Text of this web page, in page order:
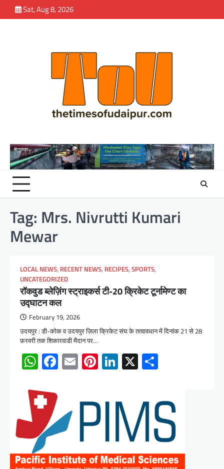
to
Sat, Aug 8, 2026
Tag: Mrs. Nivrutti Kumari
Mewar
LOCAL NEWS, RECENT NEWS, RECIPES, SPORTS,
UNCATEGORIZED
रॉकवुड ब्लेज़िंग स्ट्राइकर्स टी-20 क्रिकेट टूर्नामेण्ट का
उद्घाटन कल
February 19, 2026
उदयपुर : डी-कोक व उदयपुर ज़िला क्रिकेट संघ के तत्वावधान में दिनांक 21 से 28
फ़रवरी तक शिकारवाडी मैदान पर…
WhatsApp
Facebook
EmailPinterest
LinkedIn
X